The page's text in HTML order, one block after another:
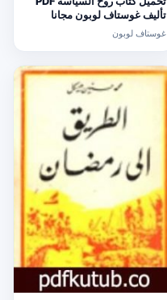
تأليف غوستاف لوبون مجانا
[كامل]
غوستاف لوبون